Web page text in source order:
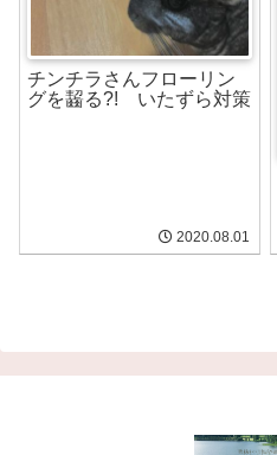
チンチラさんフローリン
グを齧る?! いたずら対策
2020.08.01